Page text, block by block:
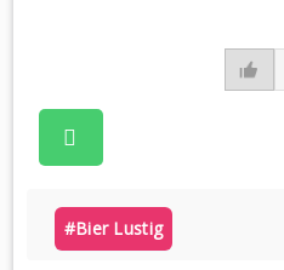
#bier Lustig